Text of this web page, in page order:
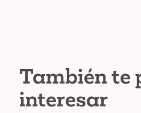
También te
interesar